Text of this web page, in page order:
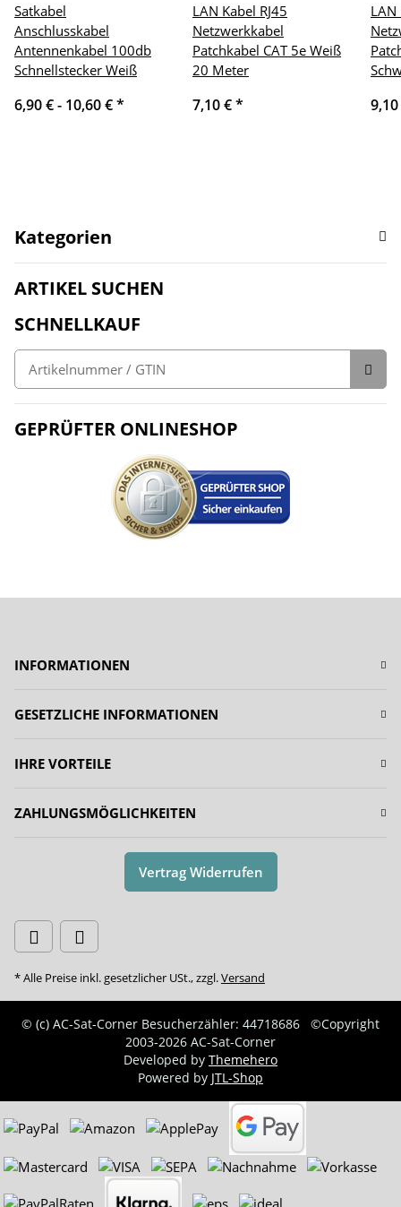
Satkabel
Anschlusskabel
Antennenkabel 100db
Schnellstecker Weiß
6,90 € - 10,60 €*
LAN Kabel RJ45
Netzwerkkabel
Patchkabel CAT 5e Weiß
20 Meter
7,10 €*
LAN
Kategorien
ARTIKEL SUCHEN
SCHNELLKAUF
GEPRÜFTER ONLINESHOP
INFORMATIONEN
GESETZLICHE INFORMATIONEN
IHRE VORTEILE
ZAHLUNGSMÖGLICHKEITEN
Vertrag Widerrufen
* Alle Preise inkl. gesetzlicher USt., zzgl.Versand
© (c) AC-Sat-Corner Besucherzähler: 44718686
©Copyright
2003-2026 AC-Sat-Corner
Developed by Themehero
Powered by JTL-Shop